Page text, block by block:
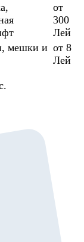
от
300
Лей
мешки и от 8
Лей